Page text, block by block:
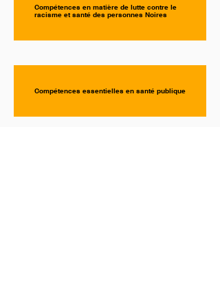
Compétences en matière de lutte contre le
racisme et santé des personnes Noires
Compétences essentielles en santé publique